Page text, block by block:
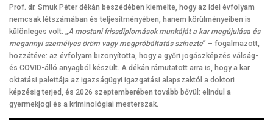
Prof. dr. Smuk Péter dékán beszédében kiemelte, hogy az idei évfolyam
nemcsak létszámában és teljesítményében, hanem körülményeiben is
különleges volt. „A mostani frissdiplomások munkáját a kar megújulása és
megannyi személyes öröm vagy megpróbáltatás színezte” – fogalmazott,
hozzátéve: az évfolyam bizonyította, hogy a győri jogászképzés válság-
és COVID-álló anyagból készült. A dékán rámutatott arra is, hogy a kar
oktatási palettája az igazságügyi igazgatási alapszaktól a doktori
képzésig terjed, és 2026 szeptemberében tovább bővül: elindul a
gyermekjogi és a kriminológiai mesterszak.